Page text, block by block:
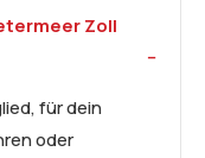
Zoll
für dein
oder